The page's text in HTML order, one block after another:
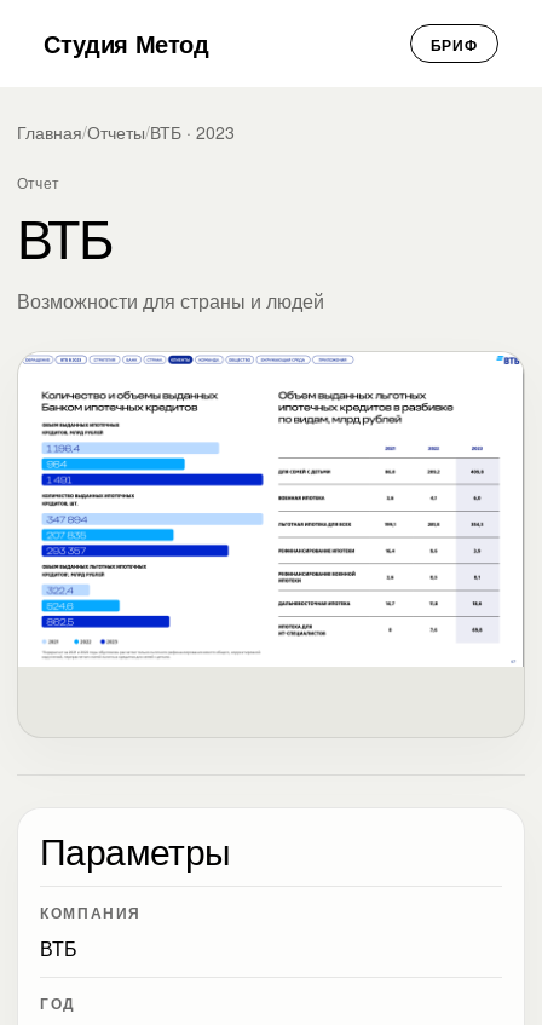
Студия Метод БРИФ
Главная/Отчеты/ВТБ · 2023
Отчет
ВТБ
Возможности для страны и людей
Параметры
КОМПАНИЯ
ВТБ
ГОД